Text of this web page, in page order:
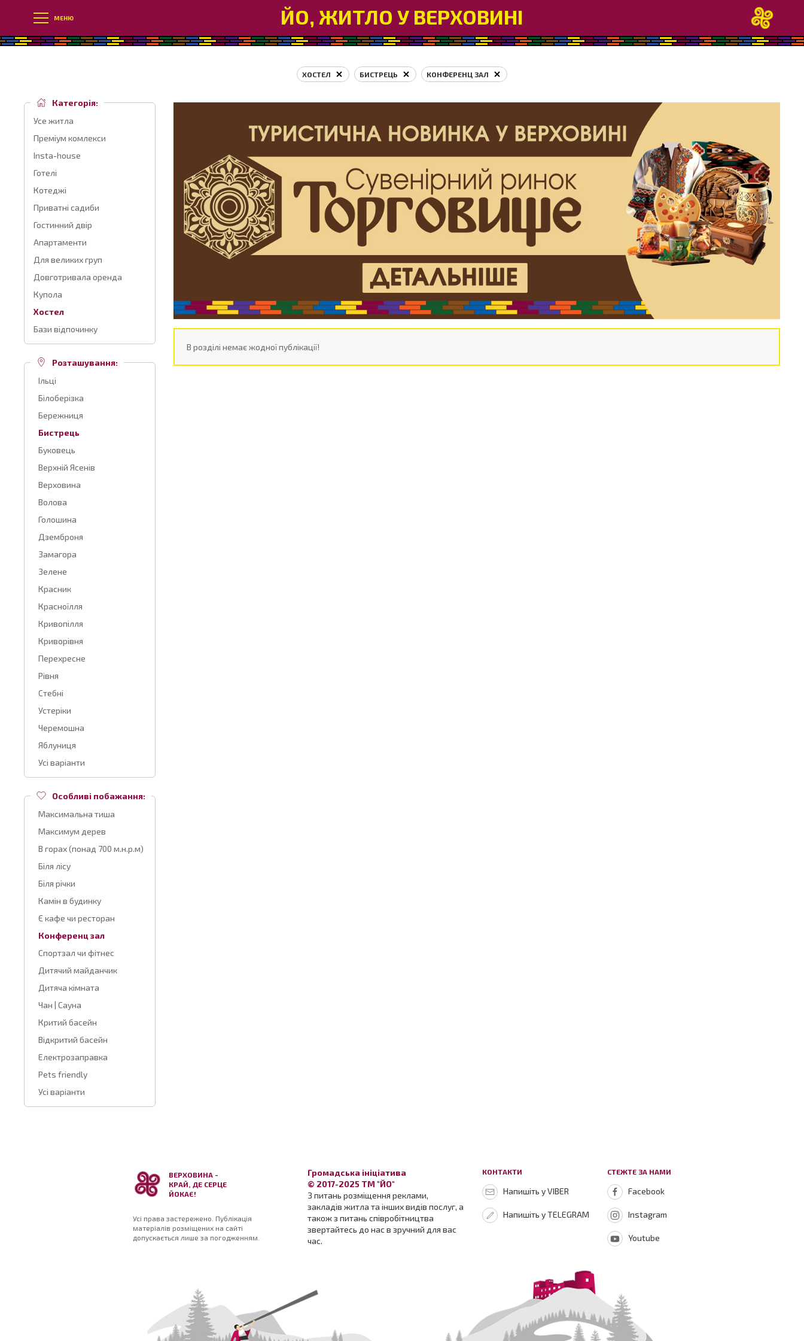
МЕНЮ ЙО, ЖИТЛО У ВЕРХОВИНІ
ХОСТЕЛ БИСТРЕЦЬ КОНФЕРЕНЦ ЗАЛ
Категорія:
Усе житла
Преміум комлекси
Insta-house
Готелі
Котеджі
Приватні садиби
Гостинний двір
Апартаменти
Для великих груп
Довготривала оренда
Купола
Хостел
Бази відпочинку
Розташування:
Ільці
Білоберізка
Бережниця
Бистрець
Буковець
Верхній Ясенів
Верховина
Волова
Голошина
Дземброня
Замагора
Зелене
Красник
Красноїлля
Кривопілля
Криворівня
Перехресне
Рівня
Стебні
Устеріки
Черемошна
Яблуниця
Усі варіанти
Особливі побажання:
Максимальна тиша
Максимум дерев
В горах (понад 700 м.н.р.м)
Біля лісу
Біля річки
Камін в будинку
Є кафе чи ресторан
Конференц зал
Спортзал чи фітнес
Дитячий майданчик
Дитяча кімната
Чан | Сауна
Критий басейн
Відкритий басейн
Електрозаправка
Pets friendly
Усі варіанти
В розділі немає жодної публікації!
ВЕРХОВИНА -
КРАЙ, ДЕ СЕРЦЕ
ЙОКАЄ!
Усі права застережено. Публікація
матеріалів розміщених на сайті
допускається лише за погодженням.
Громадська ініціатива
© 2017-2025 ТМ "ЙО"
З питань розміщення реклами,
закладів житла та інших видів послуг, а
також з питань співробітництва
звертайтесь до нас в зручний для вас
час.
КОНТАКТИ
Напишіть у VIBER
Напишіть у TELEGRAM
СТЕЖТЕ ЗА НАМИ
Facebook
Instagram
Youtube